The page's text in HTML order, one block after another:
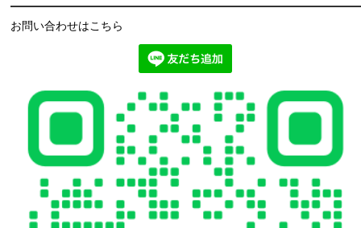
お問い合わせはこちら